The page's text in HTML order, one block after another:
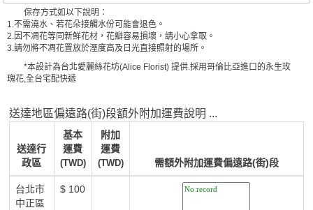
保存方式如以下說明：
1.不需澆水、若花朵接觸水份可能會退色。
2.因不凋花等同新鮮花材，花瓣容易損壞，請小心拿取。
3.請勿將不凋花置放於溼度高及日光直接照射的場所。
*本設計為台北愛麗絲花坊(Alice Florist) 提供.採用哥倫比亞進口的永生玫
瑰花,全台宅配快遞
送達地區偏遠路(街)段額外附加運費說明 ...
送達行
政區
基本
運費
(TWD)
附加
運費
(TWD) 需額外附加運費偏遠路(街)段
台北市
中正區
$ 100